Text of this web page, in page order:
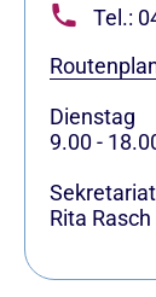
Tel.:
Dienstag
9.00 -
Sekretariat
Rita Rasch